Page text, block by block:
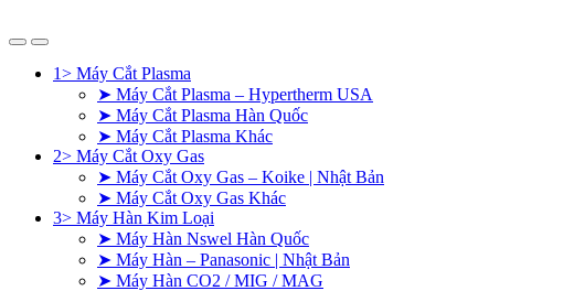
1> Máy Cắt Plasma
➤ Máy Cắt Plasma – Hypertherm USA
➤ Máy Cắt Plasma Hàn Quốc
➤ Máy Cắt Plasma Khác
2> Máy Cắt Oxy Gas
➤ Máy Cắt Oxy Gas – Koike | Nhật Bản
➤ Máy Cắt Oxy Gas Khác
3> Máy Hàn Kim Loại
➤ Máy Hàn Nswel Hàn Quốc
➤ Máy Hàn – Panasonic | Nhật Bản
➤ Máy Hàn CO2 / MIG / MAG